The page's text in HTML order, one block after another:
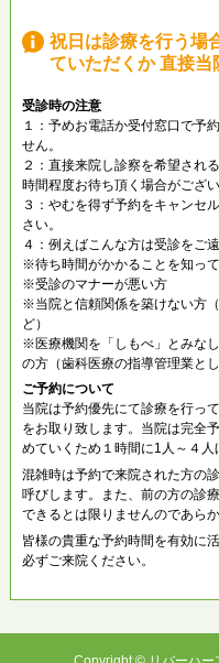
祝日は診療を行う場
ていただくか 直接当
受診時の注意
１：予めお電話か受付窓口で予
せん。
２：直接来院し診察を希望され
時間程度お待ち頂く場合がござい
３：やむを得ず予約をキャンセ
さい。
４：例えばこんな方は受診をご
※待ち時間がかかることを知っ
※受診のマナーが悪い方
※当院と信頼関係を築けない方
ど）
※医療機関を「しもべ」とみな
の方（歯科医療の指導管理業と
ご予約について
当院は予約優先にて診療を行っ
をお取り致します。当院は完全
めていくため１時間に1人～４人
混雑時は予約で来院された方の
呼びします。また、前の方の診
できるとは限りませんのであら
皆様の貴重な予約時間を有効に
必ずご来院ください。